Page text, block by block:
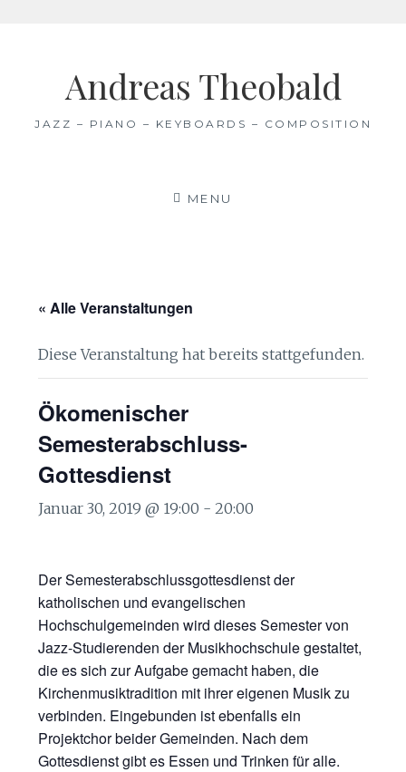
Andreas Theobald
JAZZ – PIANO – KEYBOARDS – COMPOSITION
MENU
« Alle Veranstaltungen
Diese Veranstaltung hat bereits stattgefunden.
Ökomenischer
Semesterabschluss-
Gottesdienst
Januar 30, 2019 @ 19:00 - 20:00
Der Semesterabschlussgottesdienst der
katholischen und evangelischen
Hochschulgemeinden wird dieses Semester von
Jazz-Studierenden der Musikhochschule gestaltet,
die es sich zur Aufgabe gemacht haben, die
Kirchenmusiktradition mit ihrer eigenen Musik zu
verbinden. Eingebunden ist ebenfalls ein
Projektchor beider Gemeinden. Nach dem
Gottesdienst gibt es Essen und Trinken für alle.